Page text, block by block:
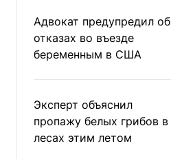
Адвокат предупредил об
отказах во въезде
беременным в США
Эксперт объяснил
пропажу белых грибов в
лесах этим летом